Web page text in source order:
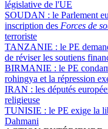
législative de l'UE
SOUDAN : le Parlement
inscription des Forces de
terroriste
TANZANIE : le PE
de réviser les soutiens
BIRMANIE : le PE
rohingya et la répression
IRAN : les députés
religieuse
TUNISIE : le PE exige la
Dahmani